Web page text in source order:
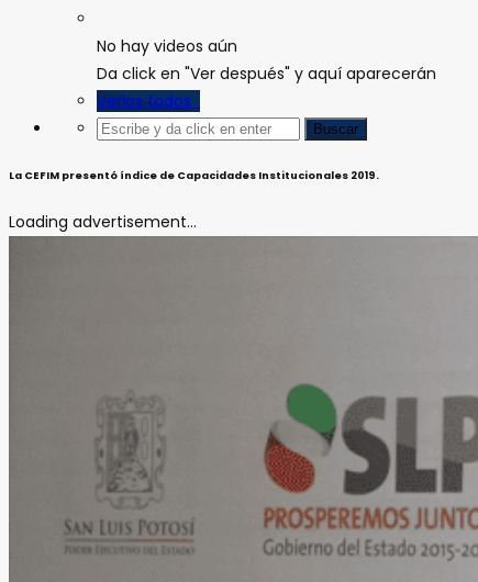
No hay videos aún
Da click en "Ver después" y aquí aparecerán
Verlos todos
La CEFIM presentó índice de Capacidades Institucionales 2019.
Loading advertisement...